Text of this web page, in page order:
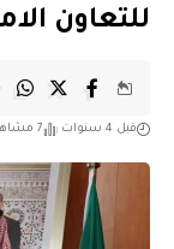
للتعاون
قبل 4 سنوات 7 مشاهدات